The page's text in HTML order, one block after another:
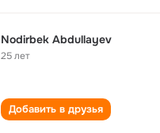
Nodirbek Abdullayev
25 лет
Добавить в друзья